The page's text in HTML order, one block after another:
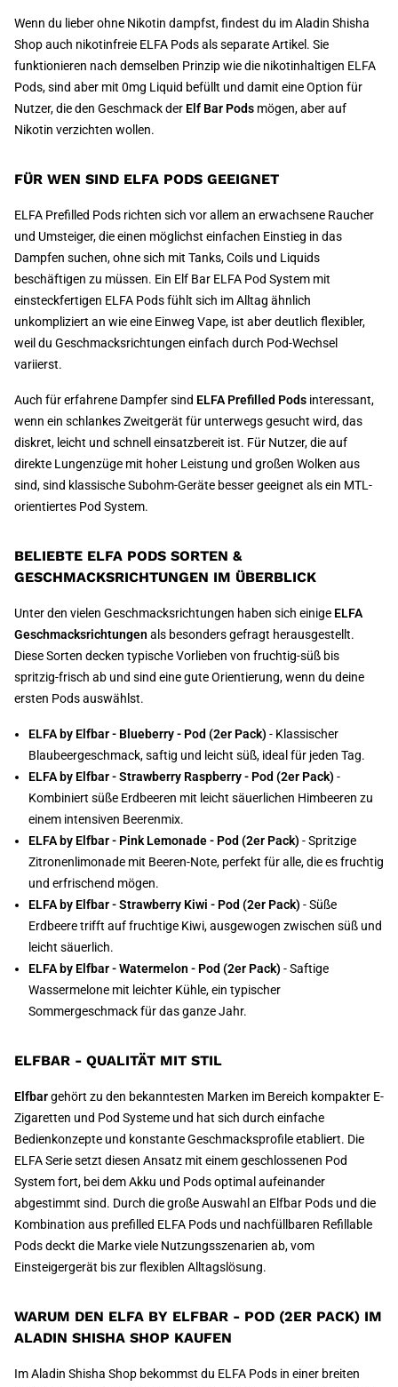
Wenn du lieber ohne Nikotin dampfst, findest du im Aladin Shisha
Shop auch nikotinfreie ELFA Pods als separate Artikel. Sie
funktionieren nach demselben Prinzip wie die nikotinhaltigen ELFA
Pods, sind aber mit 0mg Liquid befüllt und damit eine Option für
Nutzer, die den Geschmack der Elf Bar Pods mögen, aber auf
Nikotin verzichten wollen.
FÜR WEN SIND ELFA PODS GEEIGNET
ELFA Prefilled Pods richten sich vor allem an erwachsene Raucher
und Umsteiger, die einen möglichst einfachen Einstieg in das
Dampfen suchen, ohne sich mit Tanks, Coils und Liquids
beschäftigen zu müssen. Ein Elf Bar ELFA Pod System mit
einsteckfertigen ELFA Pods fühlt sich im Alltag ähnlich
unkompliziert an wie eine Einweg Vape, ist aber deutlich flexibler,
weil du Geschmacksrichtungen einfach durch Pod-Wechsel
variierst.
Auch für erfahrene Dampfer sind ELFA Prefilled Pods interessant,
wenn ein schlankes Zweitgerät für unterwegs gesucht wird, das
diskret, leicht und schnell einsatzbereit ist. Für Nutzer, die auf
direkte Lungenzüge mit hoher Leistung und großen Wolken aus
sind, sind klassische Subohm-Geräte besser geeignet als ein MTL-
orientiertes Pod System.
BELIEBTE ELFA PODS SORTEN &
GESCHMACKSRICHTUNGEN IM ÜBERBLICK
Unter den vielen Geschmacksrichtungen haben sich einige ELFA
Geschmacksrichtungen als besonders gefragt herausgestellt.
Diese Sorten decken typische Vorlieben von fruchtig-süß bis
spritzig-frisch ab und sind eine gute Orientierung, wenn du deine
ersten Pods auswählst.
ELFA by Elfbar - Blueberry - Pod (2er Pack) - Klassischer
Blaubeergeschmack, saftig und leicht süß, ideal für jeden Tag.
ELFA by Elfbar - Strawberry Raspberry - Pod (2er Pack) -
Kombiniert süße Erdbeeren mit leicht säuerlichen Himbeeren zu
einem intensiven Beerenmix.
ELFA by Elfbar - Pink Lemonade - Pod (2er Pack) - Spritzige
Zitronenlimonade mit Beeren-Note, perfekt für alle, die es fruchtig
und erfrischend mögen.
ELFA by Elfbar - Strawberry Kiwi - Pod (2er Pack) - Süße
Erdbeere trifft auf fruchtige Kiwi, ausgewogen zwischen süß und
leicht säuerlich.
ELFA by Elfbar - Watermelon - Pod (2er Pack) - Saftige
Wassermelone mit leichter Kühle, ein typischer
Sommergeschmack für das ganze Jahr.
ELFBAR - QUALITÄT MIT STIL
Elfbargehört zu den bekanntesten Marken im Bereich kompakter E-
Zigaretten und Pod Systeme und hat sich durch einfache
Bedienkonzepte und konstante Geschmacksprofile etabliert. Die
ELFA Serie setzt diesen Ansatz mit einem geschlossenen Pod
System fort, bei dem Akku und Pods optimal aufeinander
abgestimmt sind. Durch die große Auswahl an Elfbar Pods und die
Kombination aus prefilled ELFA Pods und nachfüllbaren Refillable
Pods deckt die Marke viele Nutzungsszenarien ab, vom
Einsteigergerät bis zur flexiblen Alltagslösung.
WARUM DEN ELFA BY ELFBAR - POD (2ER PACK) IM
ALADIN SHISHA SHOP KAUFEN
Im Aladin Shisha Shop bekommst du ELFA Pods in einer breiten